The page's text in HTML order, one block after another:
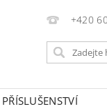
+420
PŘÍSLUŠENSTVÍ